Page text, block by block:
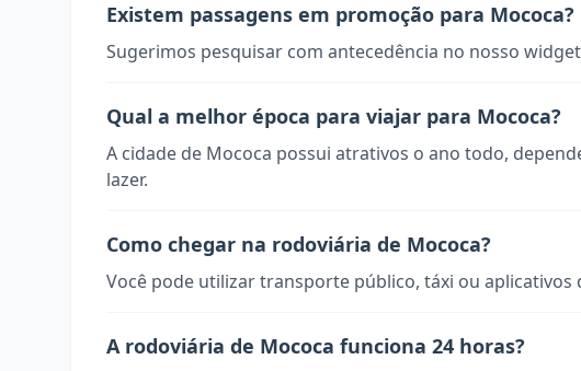
Existem passagens em promoção para Mococa?
Sugerimos pesquisar com antecedência no nosso
Qual a melhor época para viajar para Mococa?
A cidade de Mococa possui atrativos o ano todo,
lazer.
Como chegar na rodoviária de Mococa?
Você pode utilizar transporte público, táxi ou aplicativos
A rodoviária de Mococa funciona 24 horas?